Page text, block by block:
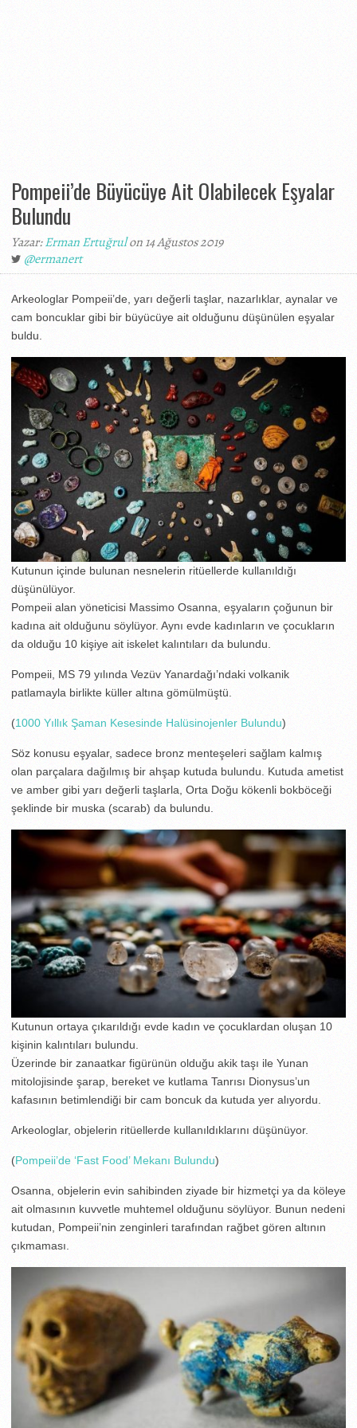
Pompeii’de Büyücüye Ait Olabilecek Eşyalar
Bulundu
Yazar:Erman Ertuğrulon 14 Ağustos 2019
@ermanert
Arkeologlar Pompeii’de, yarı değerli taşlar, nazarlıklar, aynalar ve
cam boncuklar gibi bir büyücüye ait olduğunu düşünülen eşyalar
buldu.
Kutunun içinde bulunan nesnelerin ritüellerde kullanıldığı
düşünülüyor.
Pompeii alan yöneticisi Massimo Osanna, eşyaların çoğunun bir
kadına ait olduğunu söylüyor. Aynı evde kadınların ve çocukların
da olduğu 10 kişiye ait iskelet kalıntıları da bulundu.
Pompeii, MS 79 yılında Vezüv Yanardağı’ndaki volkanik
patlamayla birlikte küller altına gömülmüştü.
(1000 Yıllık Şaman Kesesinde Halüsinojenler Bulundu)
Söz konusu eşyalar, sadece bronz menteşeleri sağlam kalmış
olan parçalara dağılmış bir ahşap kutuda bulundu. Kutuda ametist
ve amber gibi yarı değerli taşlarla, Orta Doğu kökenli bokböceği
şeklinde bir muska (scarab) da bulundu.
Kutunun ortaya çıkarıldığı evde kadın ve çocuklardan oluşan 10
kişinin kalıntıları bulundu.
Üzerinde bir zanaatkar figürünün olduğu akik taşı ile Yunan
mitolojisinde şarap, bereket ve kutlama Tanrısı Dionysus’un
kafasının betimlendiği bir cam boncuk da kutuda yer alıyordu.
Arkeologlar, objelerin ritüellerde kullanıldıklarını düşünüyor.
(Pompeii’de ‘Fast Food’ Mekanı Bulundu)
Osanna, objelerin evin sahibinden ziyade bir hizmetçi ya da köleye
ait olmasının kuvvetle muhtemel olduğunu söylüyor. Bunun nedeni
kutudan, Pompeii’nin zenginleri tarafından rağbet gören altının
çıkmaması.